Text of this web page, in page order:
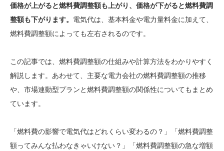
価格が上がると燃料費調整額も上がり、価格が下がると燃料費調
整額も下がります。 電気代は、基本料金や電力量料金に加えて、
燃料費調整額によっても左右されるのです。
この記事では、燃料費調整額の仕組みや計算方法をわかりやすく
解説します。あわせて、主要な電力会社の燃料費調整額の推移
や、市場連動型プランと燃料費調整額の関係性についてもまとめ
ています。
「燃料費の影響で電気代はどれくらい変わるの？」「燃料費調整
額ってみんな払わなきゃいけない？」「燃料費調整額の急な増額